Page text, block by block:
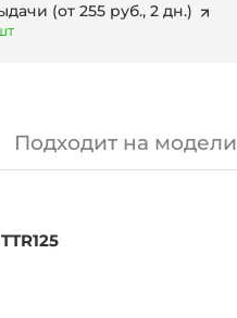
(от 255 руб., 2 дн.)
Подходит на модели